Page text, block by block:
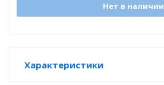
Нет в наличии
Характеристики